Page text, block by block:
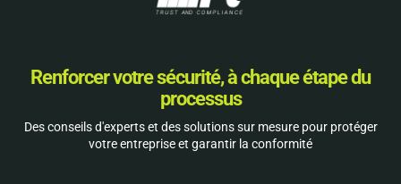
Renforcer votre sécurité, à chaque étape du
processus
Des conseils d'experts et des solutions sur mesure pour protéger
votre entreprise et garantir la conformité